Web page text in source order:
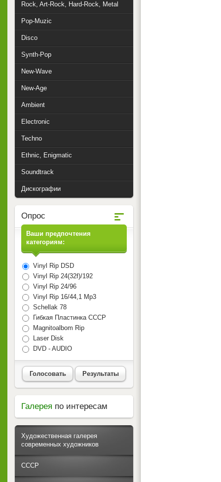
Rock, Art-Rock, Hard-Rock, Metal
Pop-Muzic
Disco
Synth-Pop
New-Wave
New-Age
Ambient
Electronic
Techno
Ethnic, Enigmatic
Soundtrack
Дискографии
Опрос
Ваши предпочтения
категориям:
Vinyl Rip DSD
Vinyl Rip 24(32f)/192
Vinyl Rip 24/96
Vinyl Rip 16/44,1 Mp3
Schellak 78
Гибкая Пластинка СССР
Magnitoalbom Rip
Laser Disk
DVD - AUDIO
Голосовать Результаты
Галерея по интересам
Художественная галерея
современных художников
СССР